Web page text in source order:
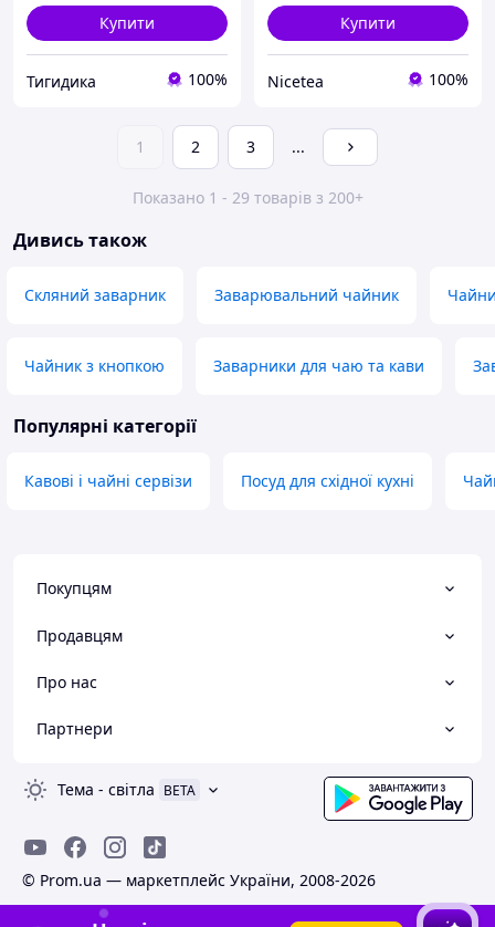
Купити
Тигидика 100%
Купити
Nicetea 100%
1 2 3 ...
Показано 1 - 29 товарів з 200+
Дивись також
Скляний заварник Заварювальний чайник
Чайник з кнопкою Заварники для чаю та кави
Популярні категорії
Кавові і чайні сервізи Посуд для східної кухні
Покупцям
Продавцям
Про нас
Партнери
Тема - світла BETA
© Prom.ua — маркетплейс України, 2008-2026